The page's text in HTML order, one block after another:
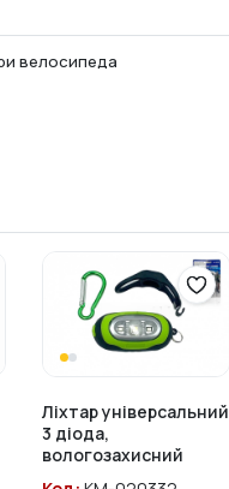
велосипеда
Ліхтар універсальний
3 діода,
вологозахисний